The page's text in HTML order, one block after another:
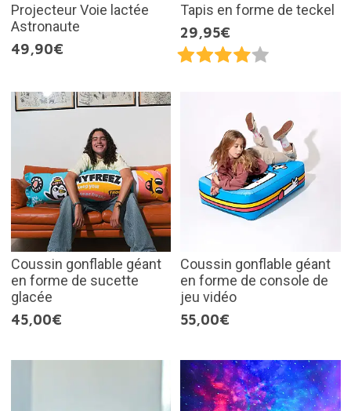
Projecteur Voie lactée
Astronaute
49,90€
Tapis en forme de teckel
29,95€
Coussin gonflable géant
en forme de sucette
glacée
45,00€
Coussin gonflable géant
en forme de console de
jeu vidéo
55,00€